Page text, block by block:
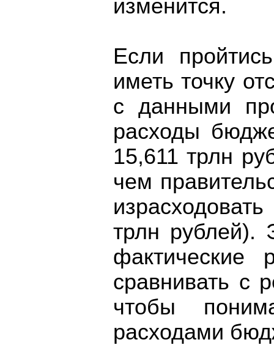
изменится.
Если
иметь точку
с данными
расходы
15,611 трлн
чем
трлн рублей).
фактические
сравнивать с
чтобы
расходами